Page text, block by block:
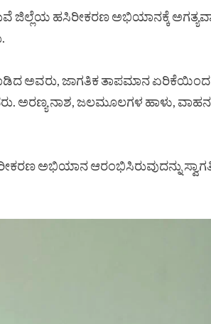
ಜಿಲ್ಲೆಯ ಹಸಿರೀಕರಣ ಅಭಿಯಾನಕ್ಕೆ
ಅವರು, ಜಾಗತಿಕ ತಾಪಮಾನ ಏರಿಕೆಯಿಂದ
ಅರಣ್ಯ ನಾಶ, ಜಲಮೂಲಗಳ ಹಾಳು,
ಅಭಿಯಾನ ಆರಂಭಿಸಿರುವುದನ್ನು